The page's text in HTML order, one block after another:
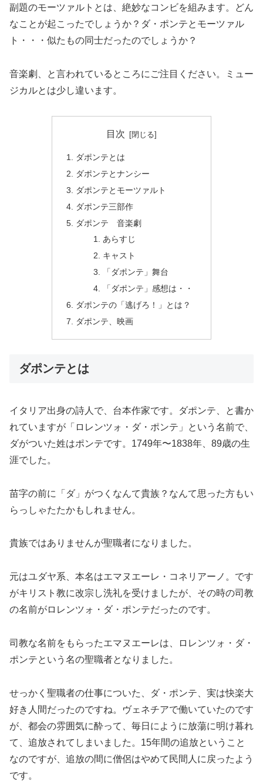
副題のモーツァルトとは、絶妙なコンビを組みます。どん
なことが起こったでしょうか？ダ・ポンテとモーツァル
ト・・・似たもの同士だったのでしょうか？
音楽劇、と言われているところにご注目ください。ミュー
ジカルとは少し違います。
目次
ダポンテとは
ダポンテとナンシー
ダポンテとモーツァルト
ダポンテ三部作
ダポンテ 音楽劇
あらすじ
キャスト
「ダポンテ」舞台
「ダポンテ」感想は・・
ダポンテの「逃げろ！」とは？
ダポンテ、映画
ダポンテとは
イタリア出身の詩人で、台本作家です。ダポンテ、と書か
れていますが「ロレンツォ・ダ・ポンテ」という名前で、
ダがついた姓はポンテです。1749年〜1838年、89歳の生
涯でした。
苗字の前に「ダ」がつくなんて貴族？なんて思った方もい
らっしゃたたかもしれません。
貴族ではありませんが聖職者になりました。
元はユダヤ系、本名はエマヌエーレ・コネリアーノ。です
がキリスト教に改宗し洗礼を受けましたが、その時の司教
の名前がロレンツォ・ダ・ポンテだったのです。
司教な名前をもらったエマヌエーレは、ロレンツォ・ダ・
ポンテという名の聖職者となりました。
せっかく聖職者の仕事についた、ダ・ポンテ、実は快楽大
好き人間だったのですね。ヴェネチアで働いていたのです
が、都会の雰囲気に酔って、毎日にように放蕩に明け暮れ
て、追放されてしまいました。15年間の追放ということ
なのですが、追放の間に僧侶はやめて民間人に戻ったよう
です。